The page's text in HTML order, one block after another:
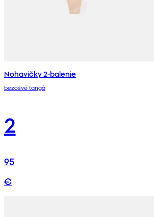
Nohavičky 2-balenie
bezošvé tangá
2
95
€